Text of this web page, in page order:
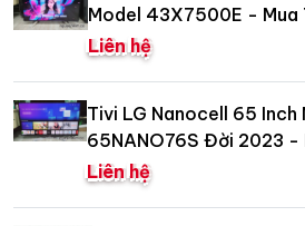
Model 43X7500E - Mua
Liên hệ
Tivi LG Nanocell 65 Inch
65NANO76S Đời 2023 -
Liên hệ